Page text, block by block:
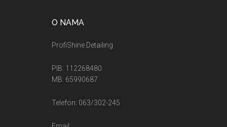
O NAMA
ProfiShine Detailing
PIB: 112268480
MB: 65990687
Telefon: 063/302-245